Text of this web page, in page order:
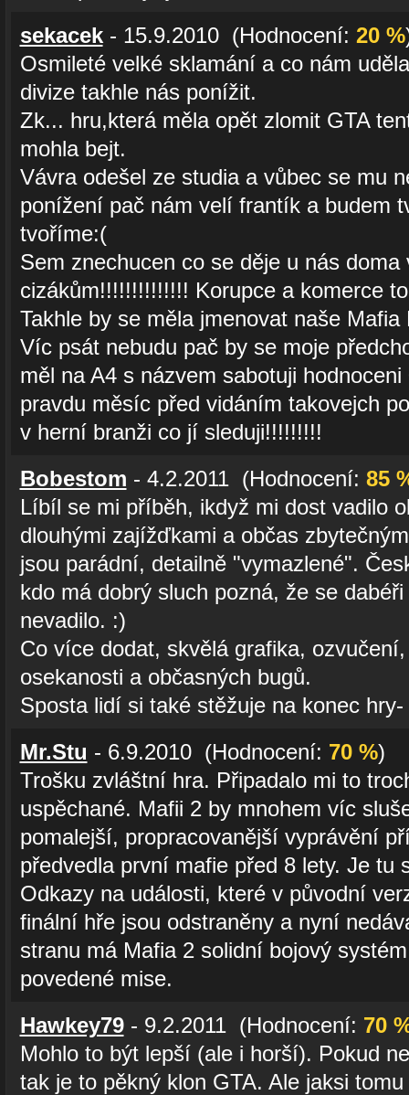
sekacek- 15.9.2010 (Hodnocení: 20 %
Osmileté velké sklamání a co nám
divize takhle nás ponížit.
Zk... hru,která měla opět zlomit GTA
mohla bejt.
Vávra odešel ze studia a vůbec se mu
ponížení pač nám velí frantík a budem
tvoříme:(
Sem znechucen co se děje u nás doma
cizákům!!!!!!!!!!!!!! Korupce a komerce
Takhle by se měla jmenovat naše Mafia
Víc psát nebudu pač by se moje
měl na A4 s názvem sabotuji
pravdu měsíc před vidáním takovejch
v herní branži co jí sleduji!!!!!!!!!
Bobestom - 4.2.2011 (Hodnocení: 85
Líbíl se mi příběh, ikdyž mi dost vadilo
dlouhými zajížďkami a občas
jsou parádní, detailně "vymazlené".
kdo má dobrý sluch pozná, že se
nevadilo. :)
Co více dodat, skvělá grafika,
osekanosti a občasných bugů.
Sposta lidí si také stěžuje na konec
Mr.Stu - 6.9.2010 (Hodnocení: 70 %)
Trošku zvláštní hra. Připadalo mi to
uspěchané. Mafii 2 by mnohem víc
pomalejší, propracovanější vyprávění
předvedla první mafie před 8 lety. Je tu
Odkazy na události, které v původní
finální hře jsou odstraněny a nyní
stranu má Mafia 2 solidní bojový
povedené mise.
Hawkey79- 9.2.2011 (Hodnocení: 70
Mohlo to být lepší (ale i horší). Pokud
tak je to pěkný klon GTA. Ale jaksi